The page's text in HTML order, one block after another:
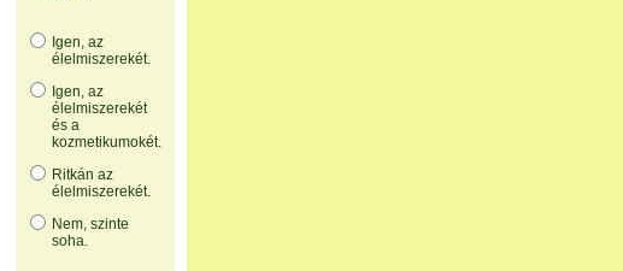
Igen, az
élelmiszerekét.
Igen, az
élelmiszerekét
és a
kozmetikumokét.
Ritkán az
élelmiszerekét.
Nem, szinte
soha.